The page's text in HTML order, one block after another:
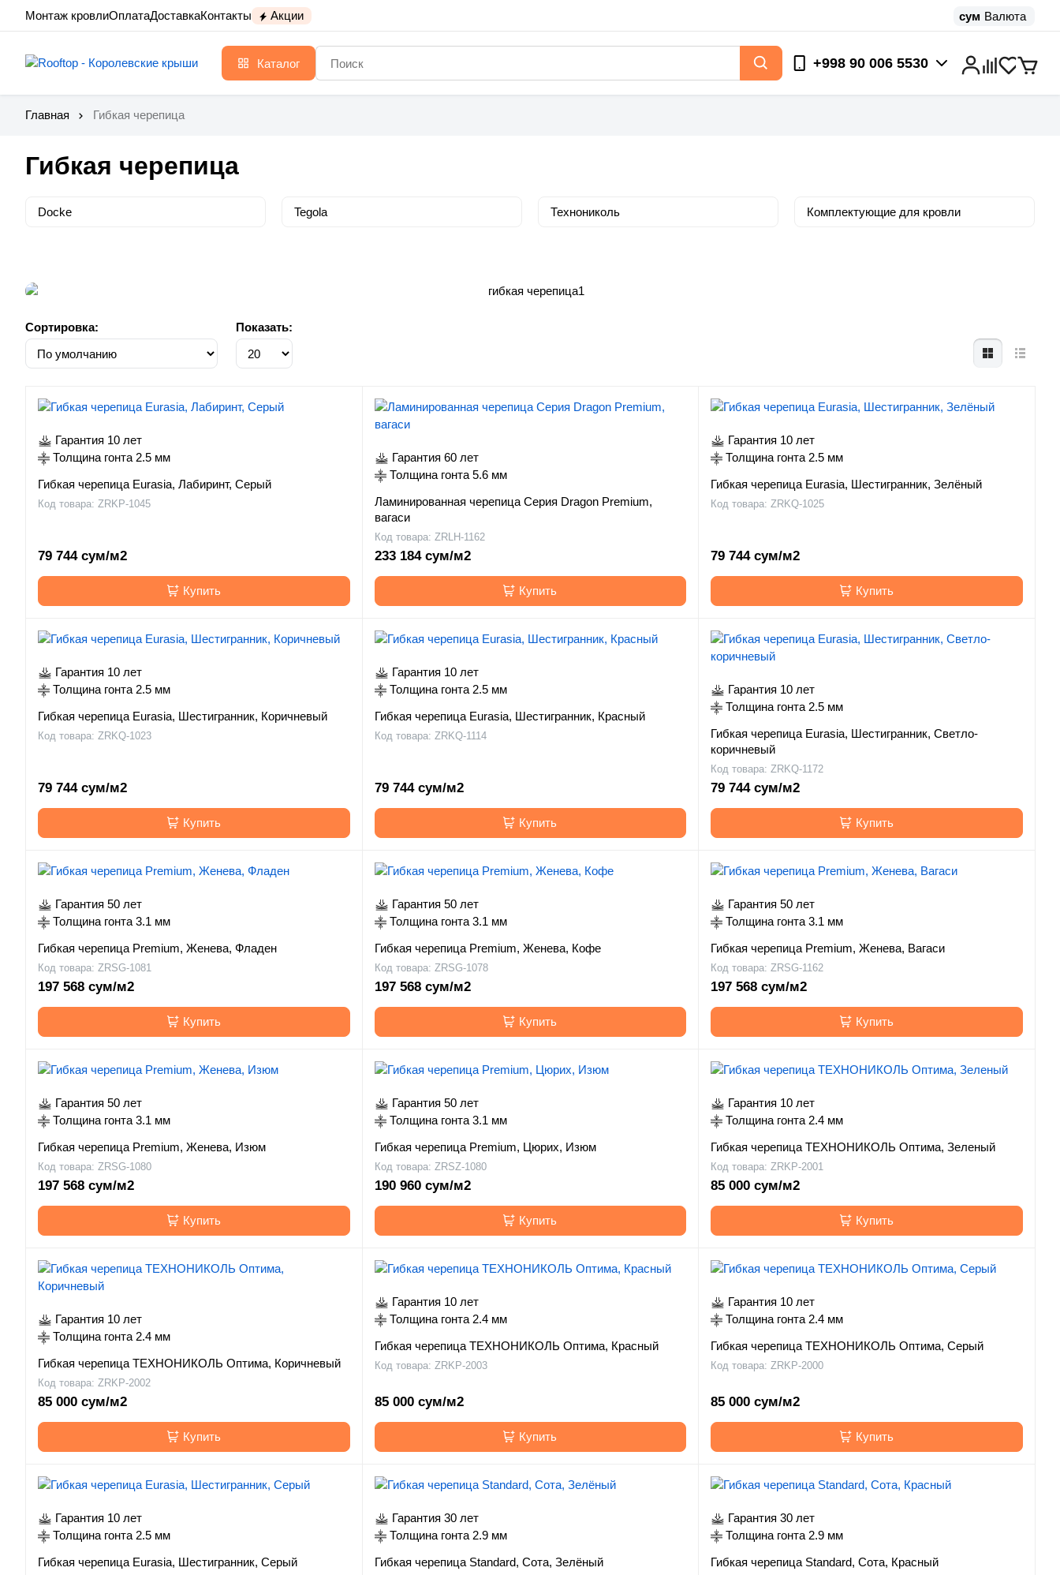
Монтаж кровлиОплатаДоставкаКонтакты Акции сум Валюта
Каталог +998 90 006 5530
Главная Гибкая черепица
Гибкая черепица
Docke Tegola Технониколь Комплектующие для кровли
Сортировка: Показать:
Гарантия 10 лет
Толщина гонта 2.5 мм
Гибкая черепица Eurasia, Лабиринт, Серый
Код товара: ZRKP-1045
79 744 сум/м2
Купить
Гарантия 60 лет
Толщина гонта 5.6 мм
Ламинированная черепица Серия Dragon Premium,
вагаси
Код товара: ZRLH-1162
233 184 сум/м2
Купить
Гарантия 10 лет
Толщина гонта 2.5 мм
Гибкая черепица Eurasia, Шестигранник, Зелёный
Код товара: ZRKQ-1025
79 744 сум/м2
Купить
Гарантия 10 лет
Толщина гонта 2.5 мм
Гибкая черепица Eurasia, Шестигранник, Коричневый
Код товара: ZRKQ-1023
79 744 сум/м2
Купить
Гарантия 10 лет
Толщина гонта 2.5 мм
Гибкая черепица Eurasia, Шестигранник, Красный
Код товара: ZRKQ-1114
79 744 сум/м2
Купить
Гарантия 10 лет
Толщина гонта 2.5 мм
Гибкая черепица Eurasia, Шестигранник, Светло-
коричневый
Код товара: ZRKQ-1172
79 744 сум/м2
Купить
Гарантия 50 лет
Толщина гонта 3.1 мм
Гибкая черепица Premium, Женева, Фладен
Код товара: ZRSG-1081
197 568 сум/м2
Купить
Гарантия 50 лет
Толщина гонта 3.1 мм
Гибкая черепица Premium, Женева, Кофе
Код товара: ZRSG-1078
197 568 сум/м2
Купить
Гарантия 50 лет
Толщина гонта 3.1 мм
Гибкая черепица Premium, Женева, Вагаси
Код товара: ZRSG-1162
197 568 сум/м2
Купить
Гарантия 50 лет
Толщина гонта 3.1 мм
Гибкая черепица Premium, Женева, Изюм
Код товара: ZRSG-1080
197 568 сум/м2
Купить
Гарантия 50 лет
Толщина гонта 3.1 мм
Гибкая черепица Premium, Цюрих, Изюм
Код товара: ZRSZ-1080
190 960 сум/м2
Купить
Гарантия 10 лет
Толщина гонта 2.4 мм
Гибкая черепица ТЕХНОНИКОЛЬ Оптима, Зеленый
Код товара: ZRKP-2001
85 000 сум/м2
Купить
Гарантия 10 лет
Толщина гонта 2.4 мм
Гибкая черепица ТЕХНОНИКОЛЬ Оптима, Коричневый
Код товара: ZRKP-2002
85 000 сум/м2
Купить
Гарантия 10 лет
Толщина гонта 2.4 мм
Гибкая черепица ТЕХНОНИКОЛЬ Оптима, Красный
Код товара: ZRKP-2003
85 000 сум/м2
Купить
Гарантия 10 лет
Толщина гонта 2.4 мм
Гибкая черепица ТЕХНОНИКОЛЬ Оптима, Серый
Код товара: ZRKP-2000
85 000 сум/м2
Купить
Гарантия 10 лет
Толщина гонта 2.5 мм
Гибкая черепица Eurasia, Шестигранник, Серый
Гарантия 30 лет
Толщина гонта 2.9 мм
Гибкая черепица Standard, Сота, Зелёный
Гарантия 30 лет
Толщина гонта 2.9 мм
Гибкая черепица Standard, Сота, Красный